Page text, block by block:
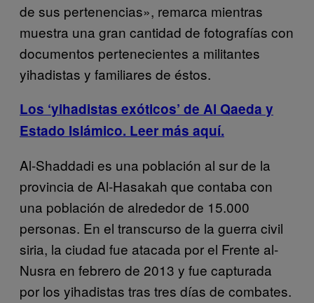
de sus pertenencias», remarca mientras
muestra una gran cantidad de fotografías con
documentos pertenecientes a militantes
yihadistas y familiares de éstos.
Los ‘yihadistas exóticos’ de Al Qaeda y
Estado Islámico. Leer más aquí.
Al-Shaddadi es una población al sur de la
provincia de Al-Hasakah que contaba con
una población de alrededor de 15.000
personas. En el transcurso de la guerra civil
siria, la ciudad fue atacada por el Frente al-
Nusra en febrero de 2013 y fue capturada
por los yihadistas tras tres días de combates.